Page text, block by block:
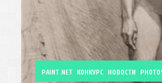
PAINT.NET КОНКУРС НОВОСТИ